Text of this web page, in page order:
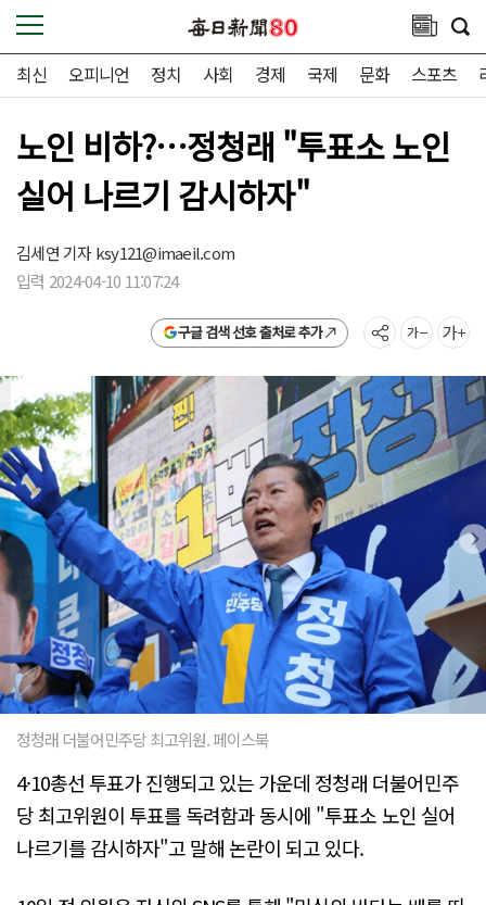
최신 오피니언 정치 사회 경제 국제 문화 스포츠
노인 비하?…정청래 "투표소 노인
실어 나르기 감시하자"
김세연 기자ksy121@imaeil.com
입력 2024-04-10 11:07:24
구글 검색 선호 출처로 추가
정청래 더불어민주당 최고위원. 페이스북
4·10총선 투표가 진행되고 있는 가운데 정청래 더불어민주
당 최고위원이 투표를 독려함과 동시에 "투표소 노인 실어
나르기를 감시하자"고 말해 논란이 되고 있다.